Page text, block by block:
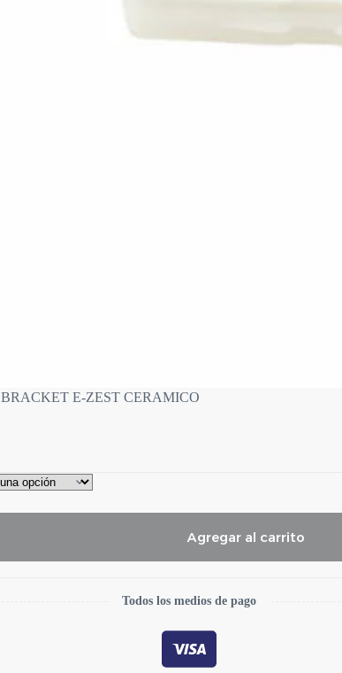
BRACKET E-ZEST CERAMICO
Agregar al carrito
Todos los medios de pago